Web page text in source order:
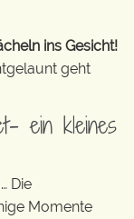
ins Gesicht!
geht
ein kleines
Die
Momente